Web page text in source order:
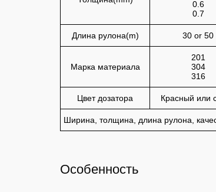
0.6
0.7
Длина рулона(m) 30 or 50
Марка материала
201
304
316
Цвет дозатора Красный или
Ширина, толщина, длина рулона,
Особенность